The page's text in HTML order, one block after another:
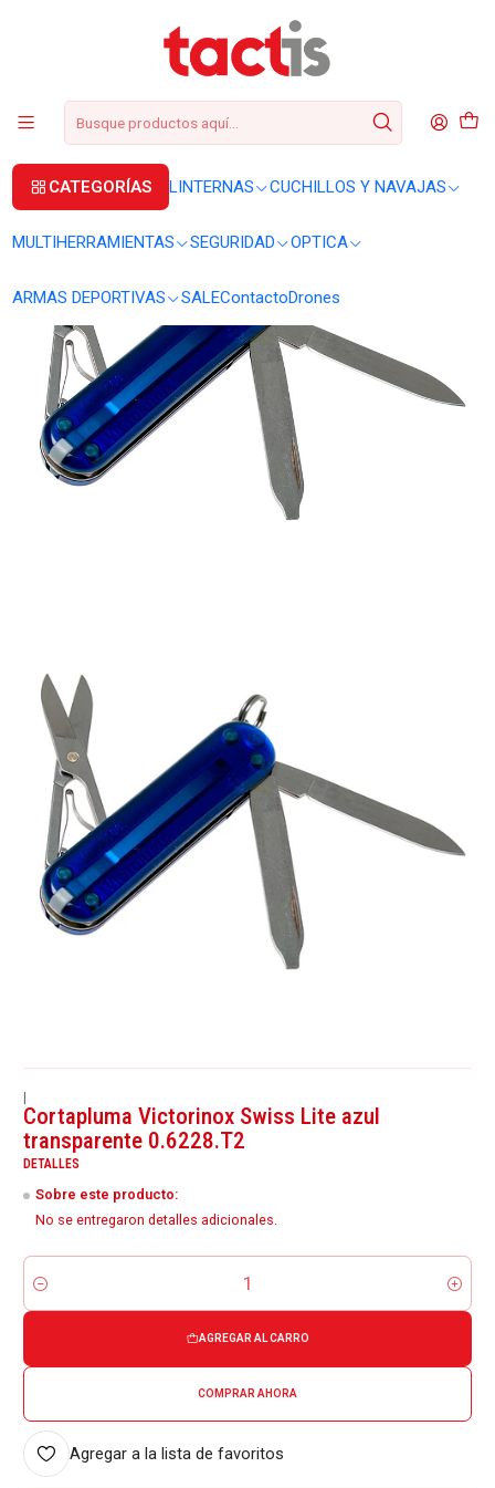
CATEGORÍAS LINTERNAS CUCHILLOS Y NAVAJAS
MULTIHERRAMIENTAS SEGURIDAD OPTICA
ARMAS DEPORTIVAS SALEContactoDrones
+56 2 3224 9572 +569 62369815
CUCHILLOS Y NAVAJAS
CORTAPLUMAS
Cortapluma Victorinox Swiss Lite azul transparente 0.6228.T2
|
Cortapluma Victorinox Swiss Lite azul
transparente 0.6228.T2
DETALLES
Sobre este producto:
No se entregaron detalles adicionales.
Cantidad
AGREGAR AL CARRO
COMPRAR AHORA
Agregar a la lista de favoritos